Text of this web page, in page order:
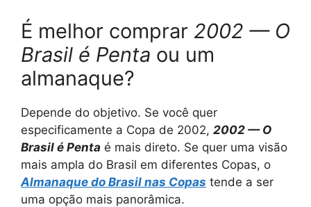
É melhor comprar 2002 — O
Brasil é Penta ou um
almanaque?
Depende do objetivo. Se você quer
especificamente a Copa de 2002, 2002 — O
Brasil é Penta é mais direto. Se quer uma visão
mais ampla do Brasil em diferentes Copas, o
Almanaque do Brasil nas Copas tende a ser
uma opção mais panorâmica.